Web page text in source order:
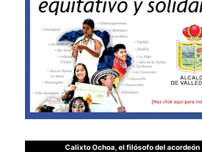
Calixto Ochoa, el filósofo del acordeón